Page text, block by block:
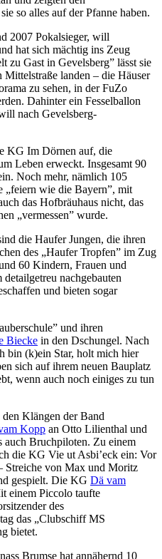
so alles auf der Pfanne haben.
2007 Pokalsieger, will
hat sich mächtig ins Zeug
zu Gast in Gevelsberg” lässt sie
Mittelstraße landen – die Häuser
zu sehen, in der FuZo
Dahinter ein Fesselballon
nach Gevelsberg-
KG Im Dörnen auf, die
Leben erweckt. Insgesamt 90
Noch mehr, nämlich 105
„feiern wie die Bayern”, mit
das Hofbräuhaus nicht, das
„vermessen” wurde.
die Haufer Jungen, die ihren
des „Haufer Tropfen” im Zug
60 Kindern, Frauen und
nachgebauten
und bieten sogar
und ihren
Biecke in den Dschungel. Nach
bin (k)ein Star, holt mich hier
sich auf ihrem neuen Bauplatz
wenn auch noch einiges zu tun
Klängen der Band
Kopp an Otto Lilienthal und
auch Bruchpiloten. Zu einem
die KG Vie ut Asbi’eck ein: Vor
Streiche von Max und Moritz
gespielt. Die KG Dä vam
einem Piccolo taufte
des
das „Clubschiff MS
bietet.
Brumse hat annähernd 10